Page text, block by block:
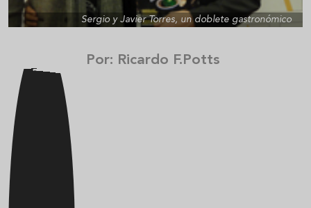
Sergio y Javier Torres, un doblete gastronómico
Por: Ricardo F.Potts